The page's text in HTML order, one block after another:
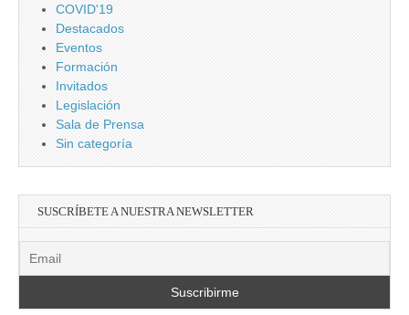
COVID'19
Destacados
Eventos
Formación
Invitados
Legislación
Sala de Prensa
Sin categoría
SUSCRÍBETE A NUESTRA NEWSLETTER